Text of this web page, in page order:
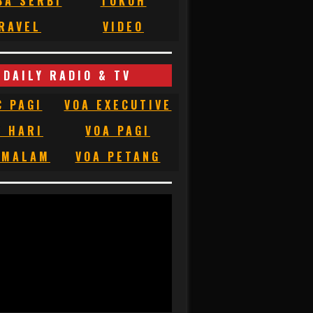
VIDEO
DAILY RADIO & TV
PAGI
VOA EXECUTIVE
HARI
VOA PAGI
VOA PETANG